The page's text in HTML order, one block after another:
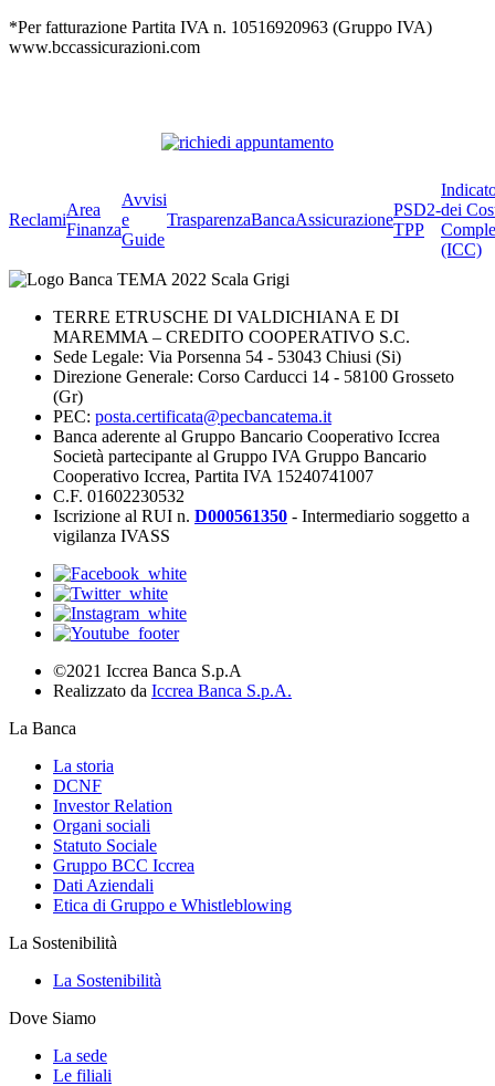
*Per fatturazione Partita IVA n. 10516920963 (Gruppo IVA)
www.bccassicurazioni.com
Reclami
Area
Finanza
Avvisi
e
Guide
TrasparenzaBancaAssicurazione
PSD2-
TPP
dei
(ICC)
TERRE ETRUSCHE DI VALDICHIANA E DI
MAREMMA – CREDITO COOPERATIVO S.C.
Sede Legale: Via Porsenna 54 - 53043 Chiusi (Si)
Direzione Generale: Corso Carducci 14 - 58100 Grosseto
(Gr)
PEC: posta.certificata@pecbancatema.it
Banca aderente al Gruppo Bancario Cooperativo Iccrea
Società partecipante al Gruppo IVA Gruppo Bancario
Cooperativo Iccrea, Partita IVA 15240741007
C.F. 01602230532
Iscrizione al RUI n. D000561350 - Intermediario soggetto a
vigilanza IVASS
©2021 Iccrea Banca S.p.A
Realizzato da Iccrea Banca S.p.A.
La Banca
La storia
DCNF
Investor Relation
Organi sociali
Statuto Sociale
Gruppo BCC Iccrea
Dati Aziendali
Etica di Gruppo e Whistleblowing
La Sostenibilità
La Sostenibilità
Dove Siamo
La sede
Le filiali